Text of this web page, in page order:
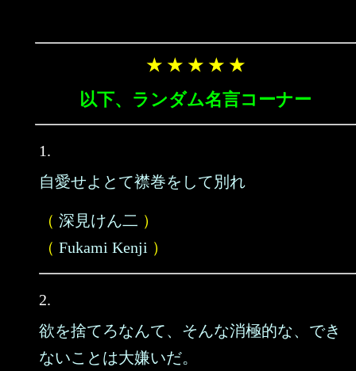
★ ★ ★ ★ ★
以下、ランダム名言コーナー
1.
自愛せよとて襟巻をして別れ
（ 深見けん二 ）
（ Fukami Kenji ）
2.
欲を捨てろなんて、そんな消極的な、でき
ないことは大嫌いだ。